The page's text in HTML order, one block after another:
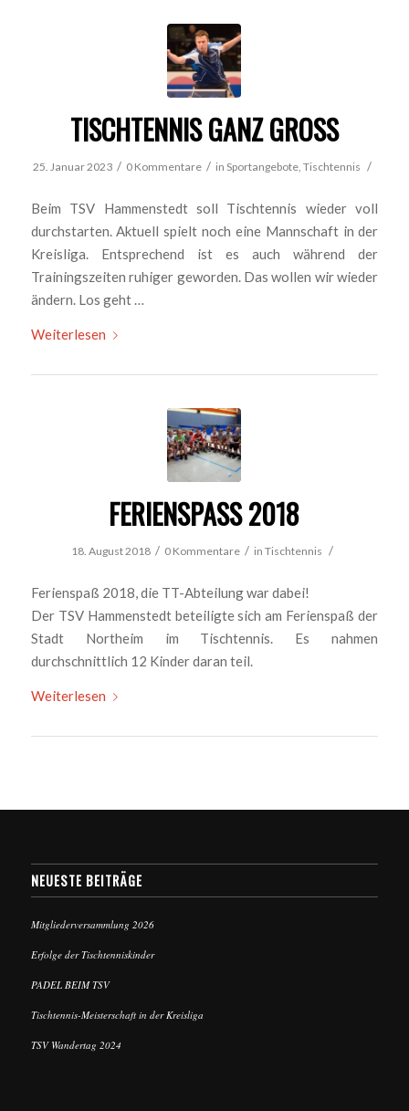
TISCHTENNIS GANZ GROSS
25. Januar 2023 / 0 Kommentare / in Sportangebote, Tischtennis /
Beim TSV Hammenstedt soll Tischtennis wieder voll
durchstarten. Aktuell spielt noch eine Mannschaft in der
Kreisliga. Entsprechend ist es auch während der
Trainingszeiten ruhiger geworden. Das wollen wir wieder
ändern. Los geht …
Weiterlesen
FERIENSPASS 2018
18. August 2018 / 0 Kommentare / in Tischtennis /
Ferienspaß 2018, die TT-Abteilung war dabei!
Der TSV Hammenstedt beteiligte sich am Ferienspaß der
Stadt Northeim im Tischtennis. Es nahmen
durchschnittlich 12 Kinder daran teil.
Weiterlesen
NEUESTE BEITRÄGE
Mitgliederversammlung 2026
Erfolge der Tischtenniskinder
PADEL BEIM TSV
Tischtennis-Meisterschaft in der Kreisliga
TSV Wandertag 2024